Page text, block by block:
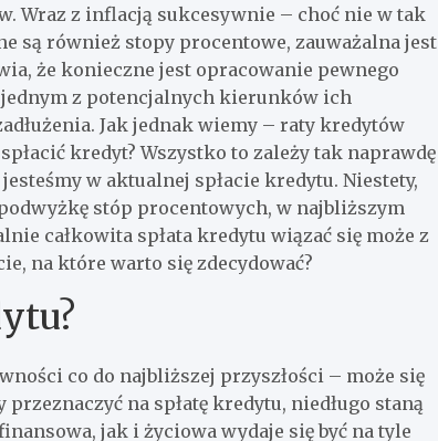
Wraz z inflacją sukcesywnie – choć nie w tak
są również stopy procentowe, zauważalna jest
że konieczne jest opracowanie pewnego
z potencjalnych kierunków ich
Jak jednak wiemy – raty kredytów
kredyt? Wszystko to zależy tak naprawdę
w aktualnej spłacie kredytu. Niestety,
stóp procentowych, w najbliższym
całkowita spłata kredytu wiązać się może z
na które warto się zdecydować?
co do najbliższej przyszłości – może się
na spłatę kredytu, niedługo staną
jak i życiowa wydaje się być na tyle